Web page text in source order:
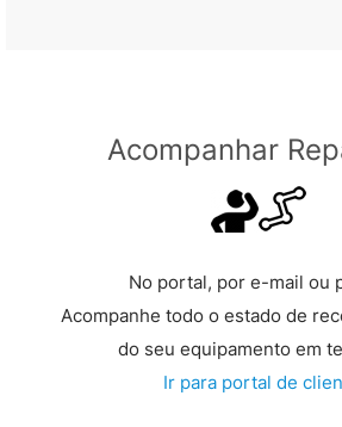
Acompanhar
No portal, por e-mail ou
Acompanhe todo o estado de
do seu equipamento em
Ir para portal de